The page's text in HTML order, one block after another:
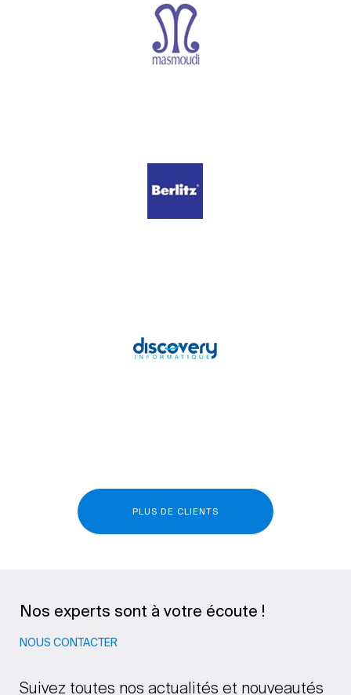
PLUS DE CLIENTS
Nos experts sont à votre écoute !
NOUS CONTACTER
Suivez toutes nos actualités et nouveautés